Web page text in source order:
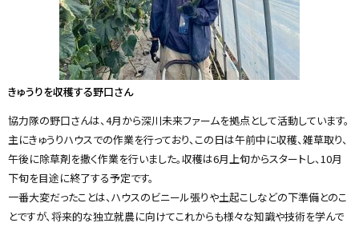
きゅうりを収穫する野口さん
協力隊の野口さんは、4月から深川未来ファームを拠点として活動しています。
主にきゅうりハウスでの作業を行っており、この日は午前中に収穫、雑草取り、
午後に除草剤を撒く作業を行いました。収穫は6月上旬からスタートし、10月
下旬を目途に終了する予定です。
一番大変だったことは、ハウスのビニール張りや土起こしなどの下準備とのこ
とですが、将来的な独立就農に向けてこれからも様々な知識や技術を学んで